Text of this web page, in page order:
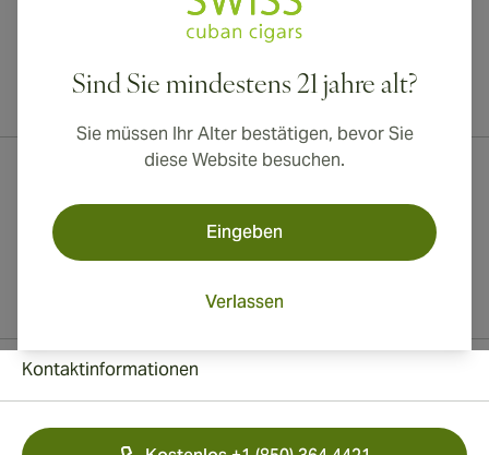
Sind Sie mindestens 21 jahre alt?
Sie müssen Ihr Alter bestätigen, bevor Sie
diese Website besuchen.
Eingeben
Verlassen
Internationaler Versand nach Kanada, Vereinigtes Königreich und
Kontaktinformationen